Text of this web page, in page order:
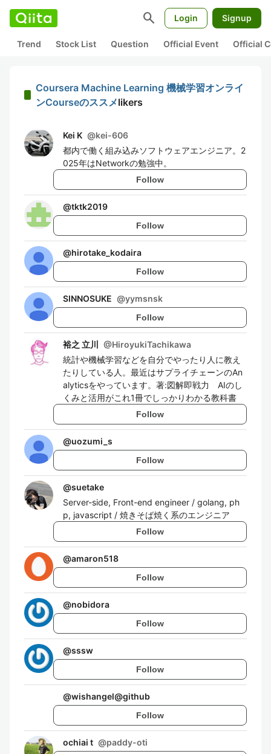
search Login Signup
Trend Stock List Question Official Event Official
Coursera Machine Learning 機械学習オンライ
ンCourseのススメlikers
Kei K @kei-606
都内で働く組み込みソフトウェアエンジニア。2
025年はNetworkの勉強中。
Follow
@tktk2019
Follow
@hirotake_kodaira
Follow
SINNOSUKE @yymsnsk
Follow
裕之 立川 @HiroyukiTachikawa
統計や機械学習などを自分でやったり人に教え
たりしている人。最近はサプライチェーンのAn
alyticsをやっています。著:図解即戦力 AIのし
くみと活用がこれ1冊でしっかりわかる教科書
Follow
@uozumi_s
Follow
@suetake
Server-side, Front-end engineer / golang, ph
p, javascript / 焼きそば焼く系のエンジニア
Follow
@amaron518
Follow
@nobidora
Follow
@sssw
Follow
@wishangel@github
Follow
ochiai t @paddy-oti